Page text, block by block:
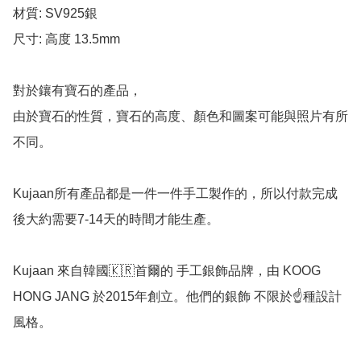
材質: SV925銀
尺寸: 高度 13.5mm
對於鑲有寶石的產品，
由於寶石的性質，寶石的高度、顏色和圖案可能與照片有所
不同。
Kujaan所有產品都是一件一件手工製作的，所以付款完成
後大約需要7-14天的時間才能生產。
Kujaan 來自韓國🇰🇷首爾的 手工銀飾品牌，由 KOOG
HONG JANG 於2015年創立。他們的銀飾 不限於☝️種設計
風格。